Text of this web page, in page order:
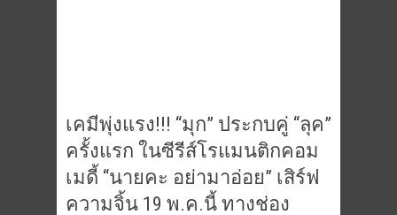
เคมีพุ่งแรง!!! “มุก” ประกบคู่ “ลุค”
ครั้งแรก ในซีรีส์โรแมนติกคอม
เมดี้ “นายคะ อย่ามาอ่อย” เสิร์ฟ
ความจิ้น 19 พ.ค.นี้ ทางช่อง